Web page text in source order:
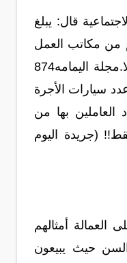
قال: يبلغ
من مكاتب العمل
عام 1421هـ (251.471) عاملا.مجلة اليمامه874
سيارات الأجرة
عدد العاملين بها من
فقط!! (جريدة اليوم
العمالة أمثالهم
حيث يبيعون